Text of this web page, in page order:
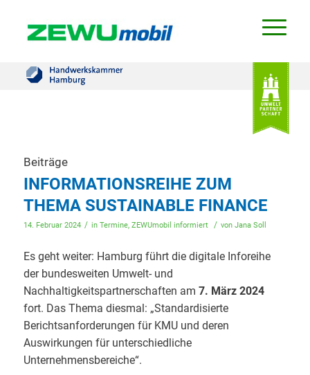
Beiträge
INFORMATIONSREIHE ZUM
THEMA SUSTAINABLE FINANCE
14. Februar 2024 / in Termine, ZEWUmobil informiert / von Jana Soll
Es geht weiter: Hamburg führt die digitale Inforeihe
der bundesweiten Umwelt- und
Nachhaltigkeitspartnerschaften am 7. März 2024
fort. Das Thema diesmal: „Standardisierte
Berichtsanforderungen für KMU und deren
Auswirkungen für unterschiedliche
Unternehmensbereiche“.